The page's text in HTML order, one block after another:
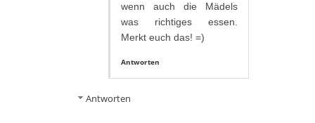
wenn auch die Mädels
was richtiges essen.
Merkt euch das! =)
Antworten
Antworten